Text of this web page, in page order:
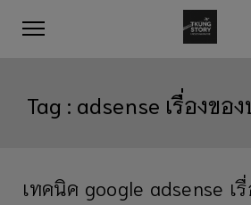
Tag : adsense เรื่องขอ
เทคนิค google adsense เ